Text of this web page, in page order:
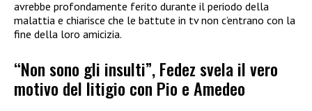
avrebbe profondamente ferito durante il periodo della
malattia e chiarisce che le battute in tv non c’entrano con la
fine della loro amicizia.
“Non sono gli insulti”, Fedez svela il vero
motivo del litigio con Pio e Amedeo